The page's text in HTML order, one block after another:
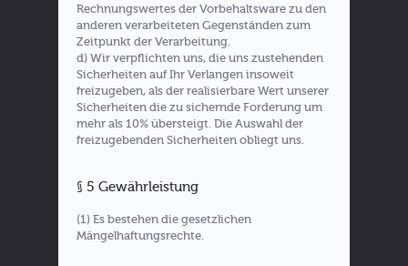
Rechnungswertes der Vorbehaltsware zu den
anderen verarbeiteten Gegenständen zum
Zeitpunkt der Verarbeitung.
d) Wir verpflichten uns, die uns zustehenden
Sicherheiten auf Ihr Verlangen insoweit
freizugeben, als der realisierbare Wert unserer
Sicherheiten die zu sichernde Forderung um
mehr als 10% übersteigt. Die Auswahl der
freizugebenden Sicherheiten obliegt uns.
§ 5 Gewährleistung
(1) Es bestehen die gesetzlichen
Mängelhaftungsrechte.